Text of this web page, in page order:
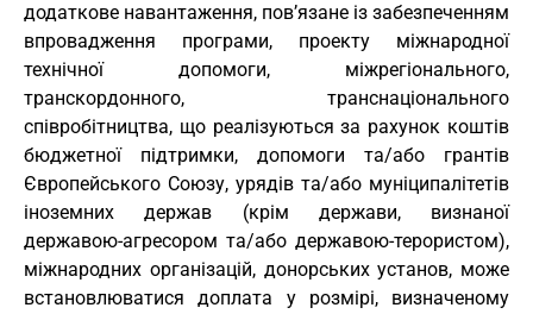
додаткове навантаження, пов’язане із забезпеченням
впровадження програми, проекту міжнародної
технічної допомоги, міжрегіонального,
транскордонного, транснаціонального
співробітництва, що реалізуються за рахунок коштів
бюджетної підтримки, допомоги та/або грантів
Європейського Союзу, урядів та/або муніципалітетів
іноземних держав (крім держави, визнаної
державою-агресором та/або державою-терористом),
міжнародних організацій, донорських установ, може
встановлюватися доплата у розмірі, визначеному